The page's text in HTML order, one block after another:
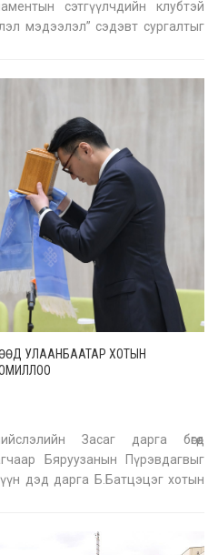
сэтгүүлчдийн клубтэй
мэдээлэл” сэдэвт сургалтыг
УЛААНБААТАР ХОТЫН
Засаг дарга бөгөөд
Бяруузанын Пүрэвдагвыг
дэд дарга Б.Батцэцэг хотын